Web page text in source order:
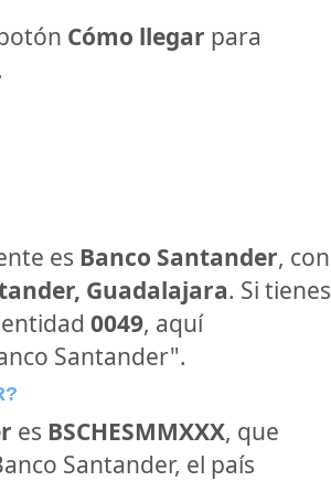
Cómo llegar para
es Banco Santander, con
Guadalajara. Si tienes
0049, aquí
Santander".
es BSCHESMMXXX, que
Santander, el país